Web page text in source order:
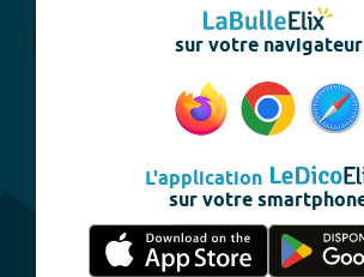
sur votre navigateur
L'application
sur votre